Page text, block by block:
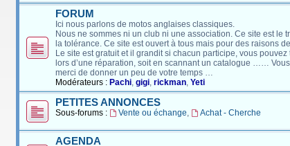
FORUM
Ici nous parlons de motos anglaises classiques.
Nous ne sommes ni un club ni une association. Ce site est
la tolérance. Ce site est ouvert à tous mais pour des raisons
Le site est gratuit et il grandit si chacun participe, vous
lors d’une réparation, soit en scannant un catalogue ……
merci de donner un peu de votre temps …
Modérateurs : Pachi, gigi, rickman, Yeti
PETITES ANNONCES
Sous-forums : Vente ou échange, Achat - Cherche
AGENDA